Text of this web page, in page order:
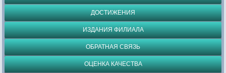
ДОСТИЖЕНИЯ
ИЗДАНИЯ ФИЛИАЛА
ОБРАТНАЯ СВЯЗЬ
ОЦЕНКА КАЧЕСТВА